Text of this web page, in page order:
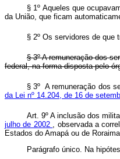
§ 1º Aqueles que
da União, que ficam
§ 2º Os servidores de
§ 3º A remuneração dos
federal, na forma disposta pelo
§ 3º A remuneração dos
da Lei nº 14.204, de 16 de
Art. 9º A inclusão dos
julho de 2002 , observada a
Estados do Amapá ou de
Parágrafo único. Na